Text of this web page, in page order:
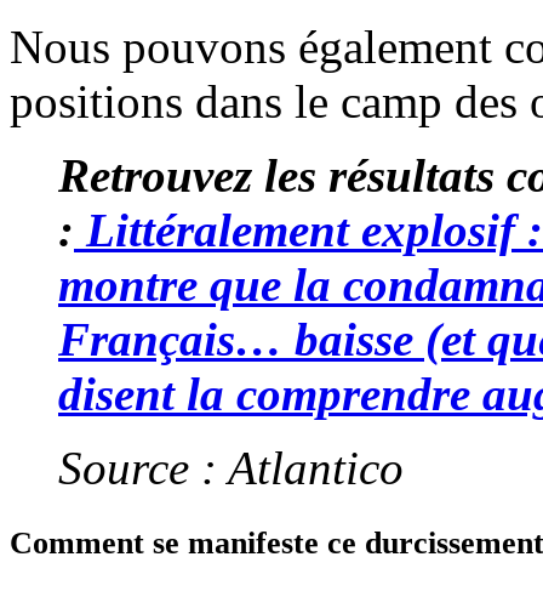
Nous pouvons également
positions dans le camp
Retrouvez les résultats
: Littéralement explosif
montre que la
Français… baisse (et
disent la comprendre
Source : Atlantico
Comment se manifeste ce